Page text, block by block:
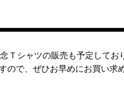
Ｔシャツの販売も予定してお
ので、ぜひお早めにお買い求